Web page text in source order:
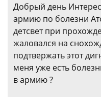
Добрый день
армию по болезни
детсвет при
жаловался на
подтвержать этот
меня уже есть
в армию ?